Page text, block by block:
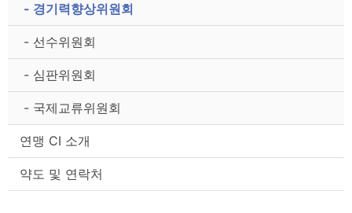
- 경기력향상위원회
- 선수위원회
- 심판위원회
- 국제교류위원회
연맹 CI 소개
약도 및 연락처